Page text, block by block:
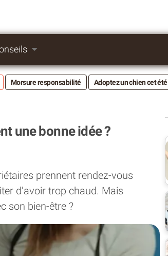
Morsure responsabilité Adoptez un chien cet été
une bonne idée ?
prennent rendez-vous
d’avoir trop chaud. Mais
son bien-être ?